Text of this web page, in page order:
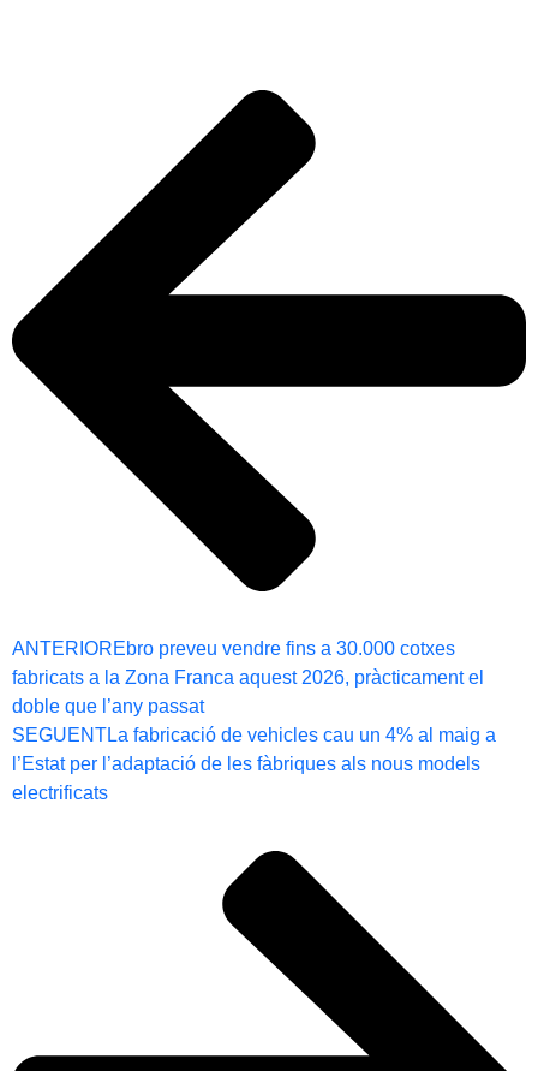
ANTERIOREbro preveu vendre fins a 30.000 cotxes
fabricats a la Zona Franca aquest 2026, pràcticament el
doble que l’any passat
SEGUENTLa fabricació de vehicles cau un 4% al maig a
l’Estat per l’adaptació de les fàbriques als nous models
electrificats